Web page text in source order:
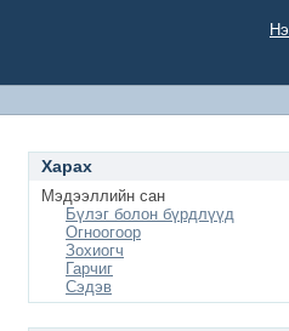
Харах
Мэдээллийн сан
Бүлэг болон бүрдлүүд
Огноогоор
Зохиогч
Гарчиг
Сэдэв